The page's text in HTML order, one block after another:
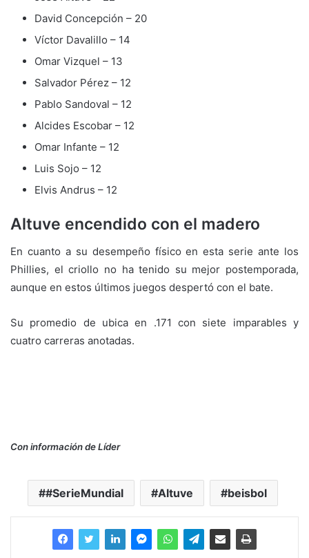
David Concepción – 20
Víctor Davalillo – 14
Omar Vizquel – 13
Salvador Pérez – 12
Pablo Sandoval – 12
Alcides Escobar – 12
Omar Infante – 12
Luis Sojo – 12
Elvis Andrus – 12
Altuve encendido con el madero
En cuanto a su desempeño físico en esta serie ante los
Phillies, el criollo no ha tenido su mejor postemporada,
aunque en estos últimos juegos despertó con el bate.
Su promedio de ubica en .171 con siete imparables y
cuatro carreras anotadas.
Con información de Líder
#SerieMundial Altuve beisbol